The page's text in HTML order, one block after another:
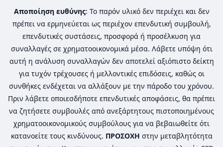
Αποποίηση ευθύνης: Το παρόν υλικό δεν περιέχει και δεν
πρέπει να ερμηνεύεται ως περιέχον επενδυτική συμβουλή,
επενδυτικές συστάσεις, προσφορά ή προσέλκυση για
συναλλαγές σε χρηματοοικονομικά μέσα. Λάβετε υπόψη ότι
αυτή η ανάλυση συναλλαγών δεν αποτελεί αξιόπιστο δείκτη
για τυχόν τρέχουσες ή μελλοντικές επιδόσεις, καθώς οι
συνθήκες ενδέχεται να αλλάξουν με την πάροδο του χρόνου.
Πριν λάβετε οποιεσδήποτε επενδυτικές αποφάσεις, θα πρέπει
να ζητήσετε συμβουλές από ανεξάρτητους πιστοποιημένους
χρηματοοικονομικούς συμβούλους για να βεβαιωθείτε ότι
κατανοείτε τους κινδύνους. ΠΡΟΣΟΧΗ στην μεταβλητότητα